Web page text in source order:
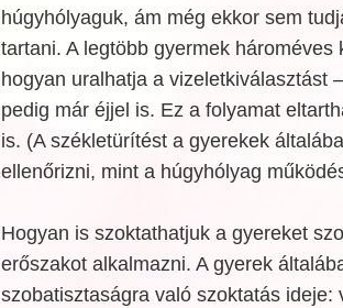
húgyhólyaguk, ám még ekkor sem
tartani. A legtöbb gyermek hároméves
hogyan uralhatja a vizeletkiválasztást
pedig már éjjel is. Ez a folyamat
is. (A székletürítést a gyerekek
ellenőrizni, mint a húgyhólyag
Hogyan is szoktathatjuk a gyereket
erőszakot alkalmazni. A gyerek
szobatisztaságra való szoktatás ideje: